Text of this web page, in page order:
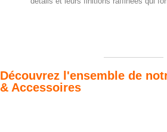
Découvrez l'ensemble de
& Accessoires